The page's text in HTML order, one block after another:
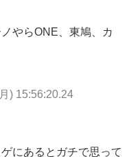
やらONE、東鳩、カ
) 15:56:20.24
にあるとガチで思って